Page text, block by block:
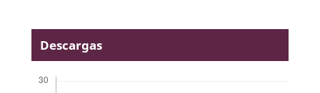
Descargas